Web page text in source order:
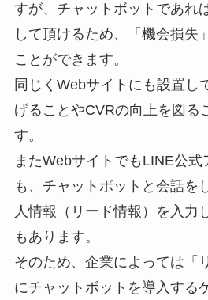
すが、チャットボットであれ
して頂けるため、「機会損失
ことができます。
同じくWebサイトにも設置し
げることやCVRの向上を図る
す。
またWebサイトでもLINE公
も、チャットボットと会話を
人情報（リード情報）を入力
もあります。
そのため、企業によっては「
にチャットボットを導入する